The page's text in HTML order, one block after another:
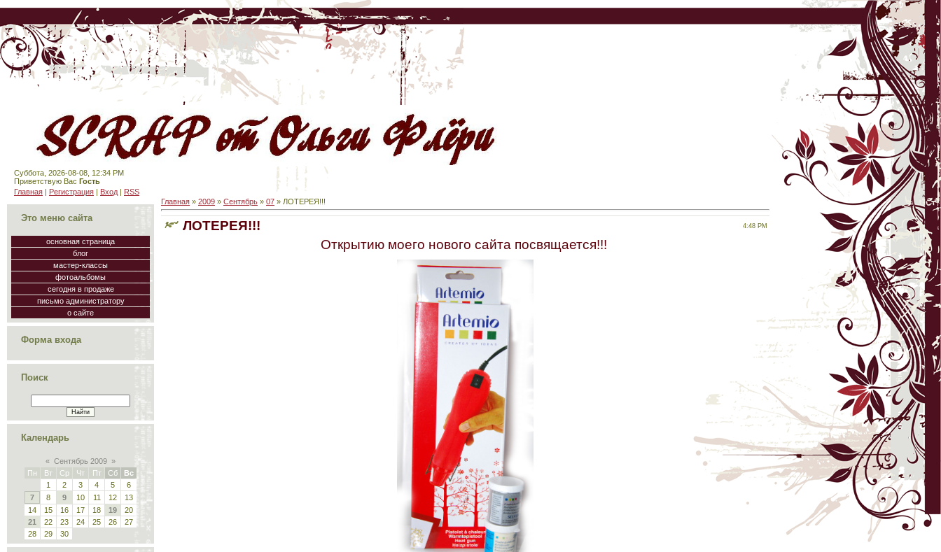
Суббота, 2026-08-08, 12:34 PM
Приветствую Вас Гость
Главная | Регистрация | Вход | RSS
Это меню сайта
основная страница
блог
мастер-классы
фотоальбомы
сегодня в продаже
письмо администратору
о сайте
Форма входа
Поиск
Календарь
« Сентябрь 2009 »
Пн
Вт Ср Чт Пт Сб
Вс
1
2 3 4 5
6
7
8 9 10 11 12
13
14
15 16 17 18 19
20
21
22 23 24 25 26
27
28
29 30
Главная » 2009 » Сентябрь » 07 » ЛОТЕРЕЯ!!!
ЛОТЕРЕЯ!!! 4:48 PM
Открытию моего нового сайта посвящается!!!